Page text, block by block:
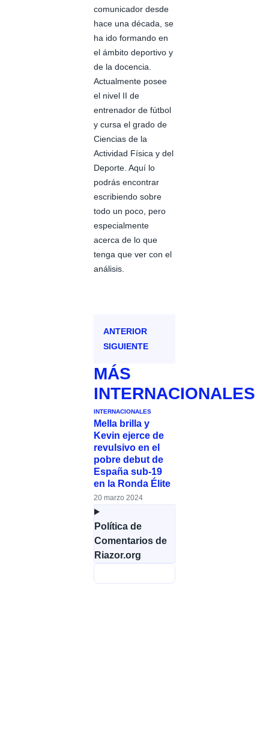
comunicador desde
hace una década, se
ha ido formando en
el ámbito deportivo y
de la docencia.
Actualmente posee
el nivel II de
entrenador de fútbol
y cursa el grado de
Ciencias de la
Actividad Física y del
Deporte. Aquí lo
podrás encontrar
escribiendo sobre
todo un poco, pero
especialmente
acerca de lo que
tenga que ver con el
análisis.
ANTERIOR
SIGUIENTE
MÁS
INTERNACIONALES
INTERNACIONALES
Mella brilla y
Kevin ejerce de
revulsivo en el
pobre debut de
España sub-19
en la Ronda Élite
20 marzo 2024
Política de
Comentarios de
Riazor.org